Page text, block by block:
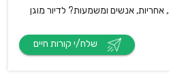
אנשים ומשמעות? לדיור מוגן